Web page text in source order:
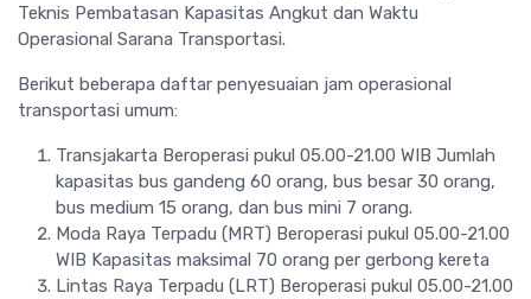
Teknis Pembatasan Kapasitas Angkut dan Waktu
Operasional Sarana Transportasi.
Berikut beberapa daftar penyesuaian jam operasional
transportasi umum:
Transjakarta Beroperasi pukul 05.00-21.00 WIB Jumlah
kapasitas bus gandeng 60 orang, bus besar 30 orang,
bus medium 15 orang, dan bus mini 7 orang.
Moda Raya Terpadu (MRT) Beroperasi pukul 05.00-21.00
WIB Kapasitas maksimal 70 orang per gerbong kereta
Lintas Raya Terpadu (LRT) Beroperasi pukul 05.00-21.00